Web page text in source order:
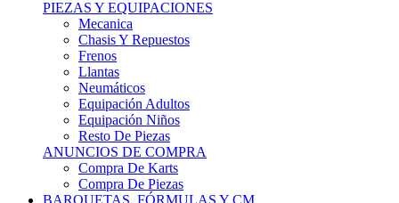
Chasis Y Repuestos
Frenos
Llantas
Neumáticos
Equipación Adultos
Equipación Niños
Resto De Piezas
ANUNCIOS DE COMPRA
Compra De Karts
Compra De Piezas
BARQUETAS, FÓRMULAS Y CM
BARQUETAS, FÓRMULAS Y CM